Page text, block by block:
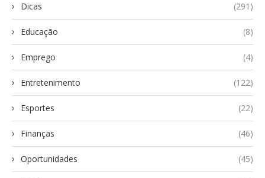
Dicas (291)
Educação (8)
Emprego (4)
Entretenimento (122)
Esportes (22)
Finanças (46)
Oportunidades (45)